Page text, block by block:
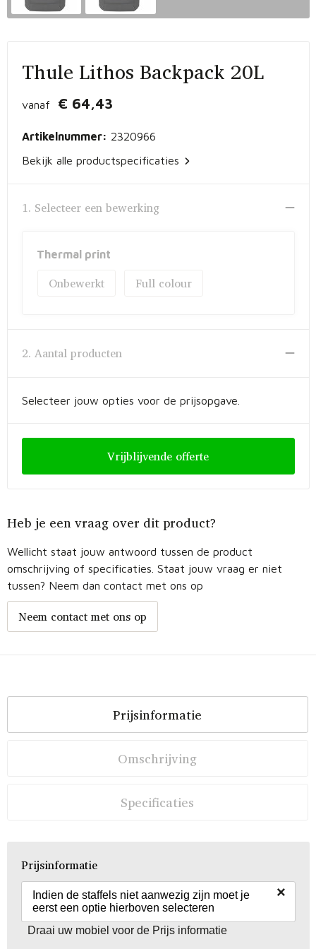
Vrije tijd en Strand
Schrijfwaren
Waterflessen
Kinderen, Peuters en Baby's
Themapakketten
Peuters en Baby's
Gilets
Polo's
Documententassen
Sporttassen
Draagtassen
Duffeltassen
Matrozentassen
Tablettassen
Opbergtassen
Opvouwbare tassen
Promotietassen
Trolleys
Thule Lithos Backpack 20L
vanaf € 64,43
Artikelnummer: 2320966
Bekijk alle productspecificaties
1. Selecteer een bewerking
Thermal print
Onbewerkt Full colour
2. Aantal producten
Selecteer jouw opties voor de prijsopgave.
Vrijblijvende offerte
Heb je een vraag over dit product?
Wellicht staat jouw antwoord tussen de product
omschrijving of specificaties. Staat jouw vraag er niet
tussen? Neem dan contact met ons op
Neem contact met ons op
Prijsinformatie
Omschrijving
Specificaties
Prijsinformatie
Indien de staffels niet aanwezig zijn moet je
eerst een optie hierboven selecteren
×
Draai uw mobiel voor de Prijs informatie